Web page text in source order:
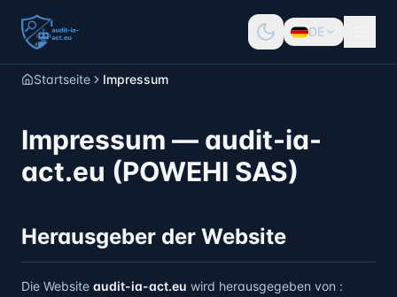
DE
Startseite Impressum
Impressum — audit-ia-
act.eu (POWEHI SAS)
Herausgeber der Website
Die Website audit-ia-act.eu wird herausgegeben von :